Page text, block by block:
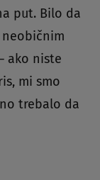
put. Bilo da
ako niste
mi smo
trebalo da